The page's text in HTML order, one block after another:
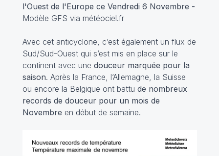
l'Ouest de l'Europe ce Vendredi 6 Novembre -
Modèle GFS via météociel.fr
Avec cet anticyclone, c’est également un flux de
Sud/Sud-Ouest qui s’est mis en place sur le
continent avec une douceur marquée pour la
saison. Après la France, l’Allemagne, la Suisse
ou encore la Belgique ont battu de nombreux
records de douceur pour un mois de
Novembre en début de semaine.